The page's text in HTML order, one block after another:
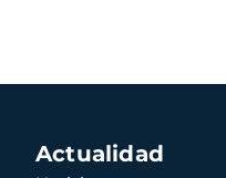
Actualidad